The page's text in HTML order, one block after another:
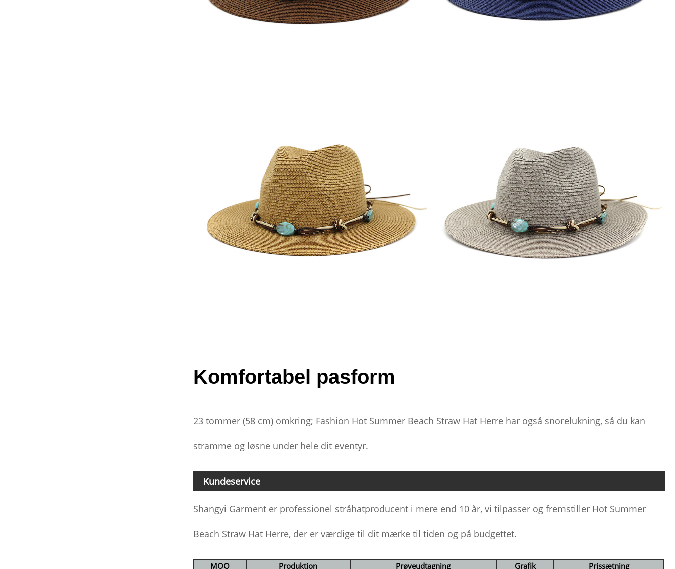
Komfortabel pasform
23 tommer (58 cm) omkring; Fashion Hot Summer Beach Straw Hat Herre har også snorelukning, så du kan
stramme og løsne under hele dit eventyr.
Kundeservice
Shangyi Garment er professionel stråhatproducent i mere end 10 år, vi tilpasser og fremstiller Hot Summer
Beach Straw Hat Herre, der er værdige til dit mærke til tiden og på budgettet.
MOQ Produktion Prøveudtagning Grafik Prissætning